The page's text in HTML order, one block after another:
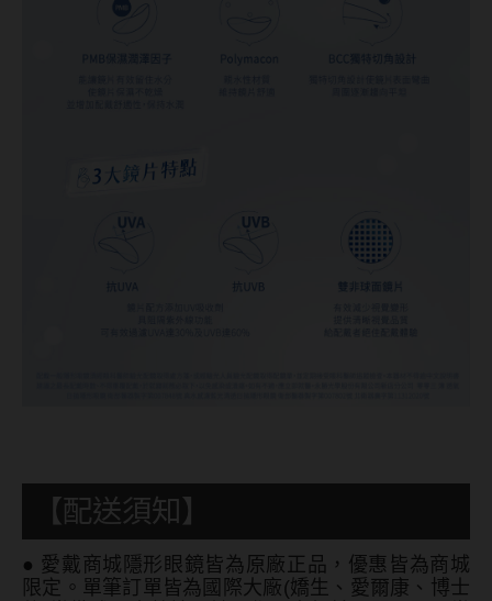
【配送須知】
● 愛戴商城隱形眼鏡皆為原廠正品，優惠皆為商城
限定。單筆訂單皆為國際大廠(嬌生、愛爾康、博士